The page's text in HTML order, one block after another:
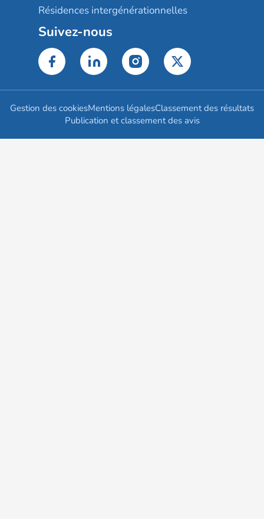
Résidences intergénérationnelles
Suivez-nous
Gestion des cookiesMentions légalesClassement des résultats
Publication et classement des avis